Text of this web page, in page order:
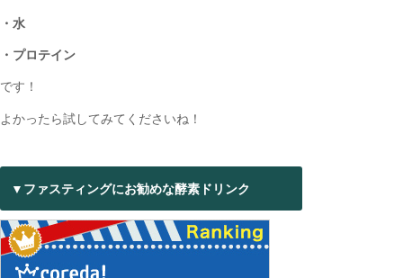
・水
・プロテイン
です！
よかったら試してみてくださいね！
▼ファスティングにお勧めな酵素ドリンク